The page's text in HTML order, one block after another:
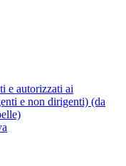
e autorizzati ai
e non dirigenti) (da